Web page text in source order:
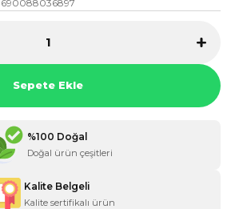
Sepete Ekle
%100 Doğal
Doğal ürün çeşitleri
Kalite Belgeli
Kalite sertifikalı ürün